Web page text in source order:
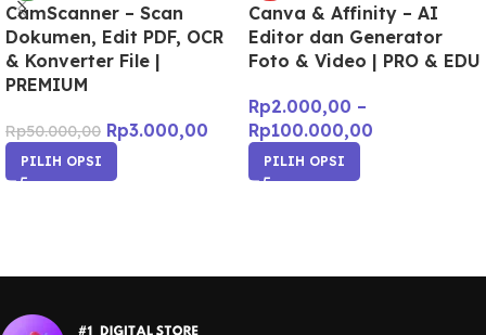
CamScanner – Scan
Dokumen, Edit PDF, OCR
& Konverter File |
PREMIUM
Rp50.000,00 Rp3.000,00
PILIH OPSI
Canva & Affinity – AI
Editor dan Generator
Foto & Video | PRO & EDU
Rp2.000,00 –
Rp100.000,00
PILIH OPSI